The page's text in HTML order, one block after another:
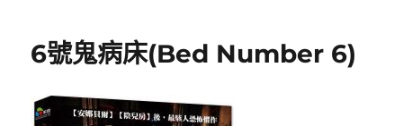
在
誕
6號鬼病床(Bed Number 6)